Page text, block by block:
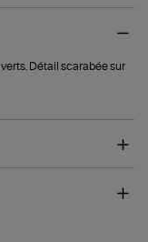
Détail scarabée sur